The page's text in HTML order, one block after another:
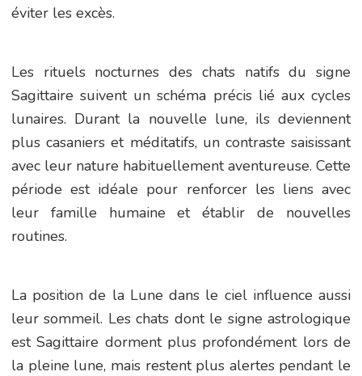
éviter les excès.
Les rituels nocturnes des chats natifs du signe
Sagittaire suivent un schéma précis lié aux cycles
lunaires. Durant la nouvelle lune, ils deviennent
plus casaniers et méditatifs, un contraste saisissant
avec leur nature habituellement aventureuse. Cette
période est idéale pour renforcer les liens avec
leur famille humaine et établir de nouvelles
routines.
La position de la Lune dans le ciel influence aussi
leur sommeil. Les chats dont le signe astrologique
est Sagittaire dorment plus profondément lors de
la pleine lune, mais restent plus alertes pendant le